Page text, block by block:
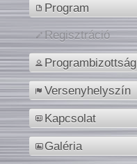
Program
Regisztráció
Programbizottság
Versenyhelyszín
Kapcsolat
Galéria